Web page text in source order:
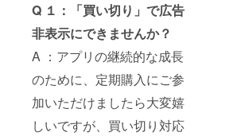
Q １：「買い切り」で広告
非表示にできませんか？
A ：アプリの継続的な成長
のために、定期購入にご参
加いただけましたら大変嬉
しいですが、買い切り対応